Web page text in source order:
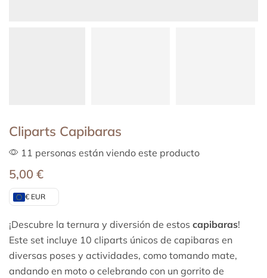
Cliparts Capibaras
11 personas están viendo este producto
5,00 €
€ EUR
¡Descubre la ternura y diversión de estos capibaras!
Este set incluye 10 cliparts únicos de capibaras en
diversas poses y actividades, como tomando mate,
andando en moto o celebrando con un gorrito de